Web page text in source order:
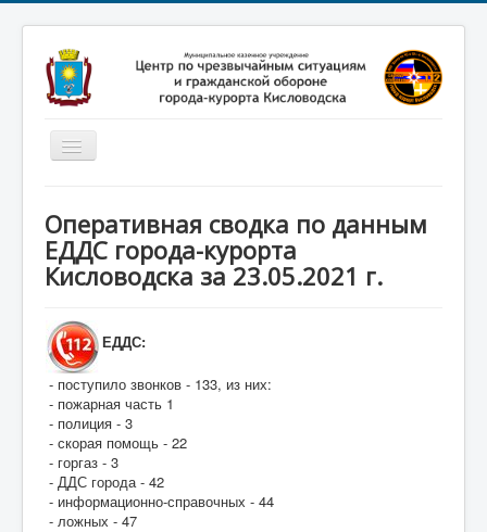
Включить/
выключить
Новости
Законодательство
Профилактика терроризма
Фотоматериалы
О нас
Оперативная сводка по данным
ЕДДС города-курорта
Кисловодска за 23.05.2021 г.
ЕДДС:
- поступило звонков - 133, из них:
- пожарная часть 1
- полиция - 3
- скорая помощь - 22
- горгаз - 3
- ДДС города - 42
- информационно-справочных - 44
- ложных - 47